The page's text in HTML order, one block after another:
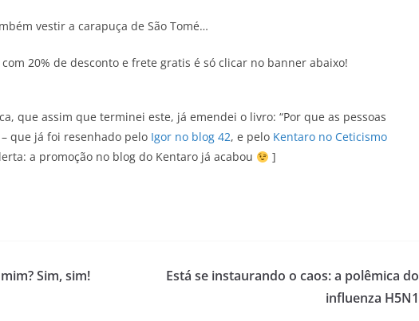
vestir a carapuça de São Tomé…
20% de desconto e frete gratis é só clicar no banner abaixo!
que assim que terminei este, já emendei o livro: “Por que as pessoas
que já foi resenhado pelo Igor no blog 42, e pelo Kentaro no Ceticismo
a promoção no blog do Kentaro já acabou ]
Sim, sim!
Está se instaurando o caos: a polêmica do
influenza H5N1